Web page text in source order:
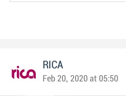
RICA
Feb 20, 2020 at 05:50